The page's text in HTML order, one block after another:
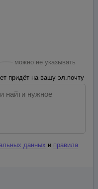
можно не указывать
придёт на вашу эл.почту
данных и правила